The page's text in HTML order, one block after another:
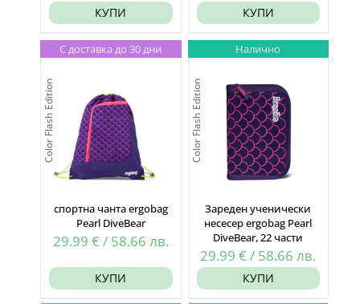
КУПИ КУПИ
С доставка до 30 дни
Color Flash Edition
спортна чанта ergobag
Pearl DiveBear
29.99 € / 58.66 лв.
КУПИ
Налично
Color Flash Edition
Зареден ученически
несесер ergobag Pearl
DiveBear, 22 части
29.99€ / 58.66лв.
КУПИ